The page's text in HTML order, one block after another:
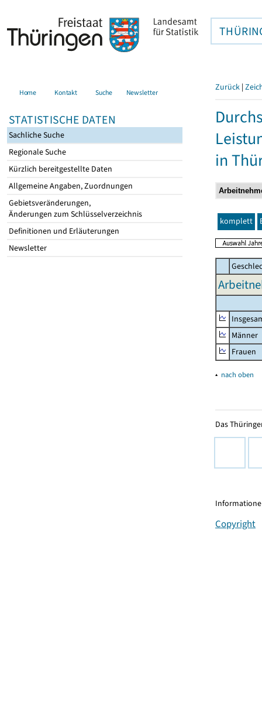
Home Kontakt Suche Newsletter
STATISTISCHE DATEN
Sachliche Suche
Regionale Suche
Kürzlich bereitgestellte Daten
Allgemeine Angaben, Zuordnungen
Gebietsveränderungen,
Änderungen zum Schlüsselverzeichnis
Definitionen und Erläuterungen
Newsletter
Zurück |
in
komplett
Männer
Frauen
▴ nach oben
Das
Copyright